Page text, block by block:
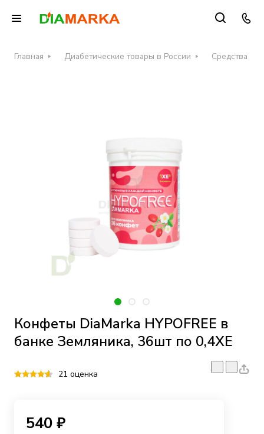
Главная Диабетические товары в России Средства
Конфеты DiaMarka HYPOFREE в
банке Земляника, 36шт по 0,4ХЕ
21 оценка
540 ₽